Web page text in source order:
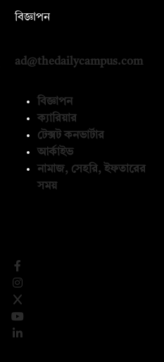
বিজ্ঞাপন
ad@thedailycampus.com
বিজ্ঞাপন
ক্যারিয়ার
টেক্সট কনভার্টার
আর্কাইভ
নামাজ, সেহরি, ইফতারের
সময়